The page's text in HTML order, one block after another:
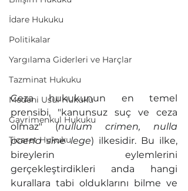
İdare Hukuku
Politikalar
Yargılama Giderleri ve Harçlar
Tazminat Hukuku
Medeni Usul Hukuku
Gayrimenkul Hukuku
Ticaret Hukuku
Ceza hukukunun en temel
prensibi, "kanunsuz suç ve ceza
olmaz" (nullum crimen, nulla
poena sine lege) ilkesidir. Bu ilke,
bireylerin eylemlerini
gerçekleştirdikleri anda hangi
kurallara tabi olduklarını bilme ve